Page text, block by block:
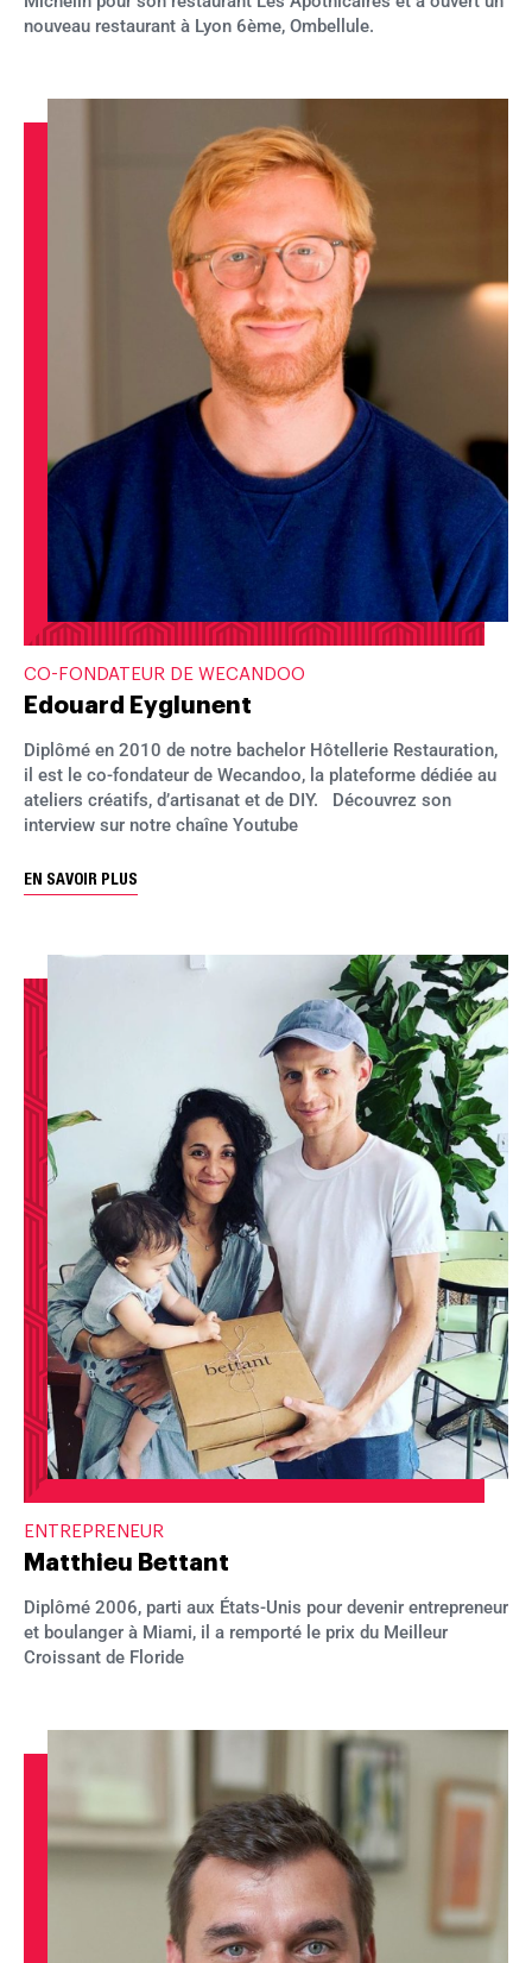
nouveau restaurant à Lyon 6ème, Ombellule.
CO-FONDATEUR DE WECANDOO
Edouard Eyglunent
Diplômé en 2010 de notre bachelor Hôtellerie Restauration,
il est le co-fondateur de Wecandoo, la plateforme dédiée au
ateliers créatifs, d’artisanat et de DIY. Découvrez son
interview sur notre chaîne Youtube
EN SAVOIR PLUS
ENTREPRENEUR
Matthieu Bettant
Diplômé 2006, parti aux États-Unis pour devenir entrepreneur
et boulanger à Miami, il a remporté le prix du Meilleur
Croissant de Floride